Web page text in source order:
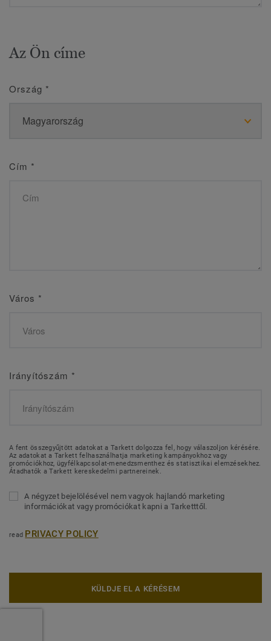
Az Ön címe
Ország *
Cím *
Város *
Irányítószám *
A fent összegyűjtött adatokat a Tarkett dolgozza fel, hogy válaszoljon kérésére.
Az adatokat a Tarkett felhasználhatja marketing kampányokhoz vagy
promóciókhoz, ügyfélkapcsolat-menedzsmenthez és statisztikai elemzésekhez.
Átadhatók a Tarkett kereskedelmi partnereinek.
A négyzet bejelölésével nem vagyok hajlandó marketing
információkat vagy promóciókat kapni a Tarketttől.
read PRIVACY POLICY
KÜLDJE EL A KÉRÉSEM